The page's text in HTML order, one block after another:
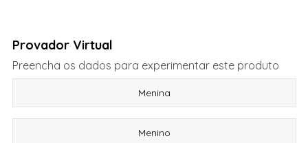
Provador Virtual
Preencha os dados para experimentar este produto
Menina
Menino